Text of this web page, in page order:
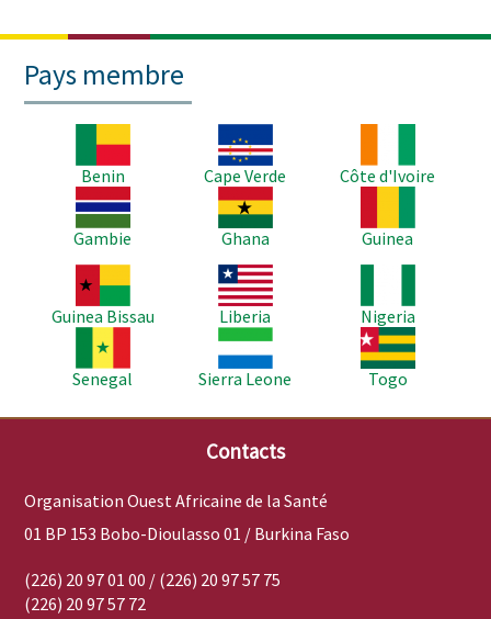
Pays membre
Benin
Image
Cape Verde
Côte d'Ivoire
Image
Gambie
Image
Ghana
Guinea
Image
Guinea Bissau
Image
Liberia
Nigeria
Senegal
Image
Sierra Leone
Image
Togo
Contacts
Organisation Ouest Africaine de la Santé
01 BP 153 Bobo-Dioulasso 01 / Burkina Faso
(226) 20 97 01 00 / (226) 20 97 57 75
(226) 20 97 57 72